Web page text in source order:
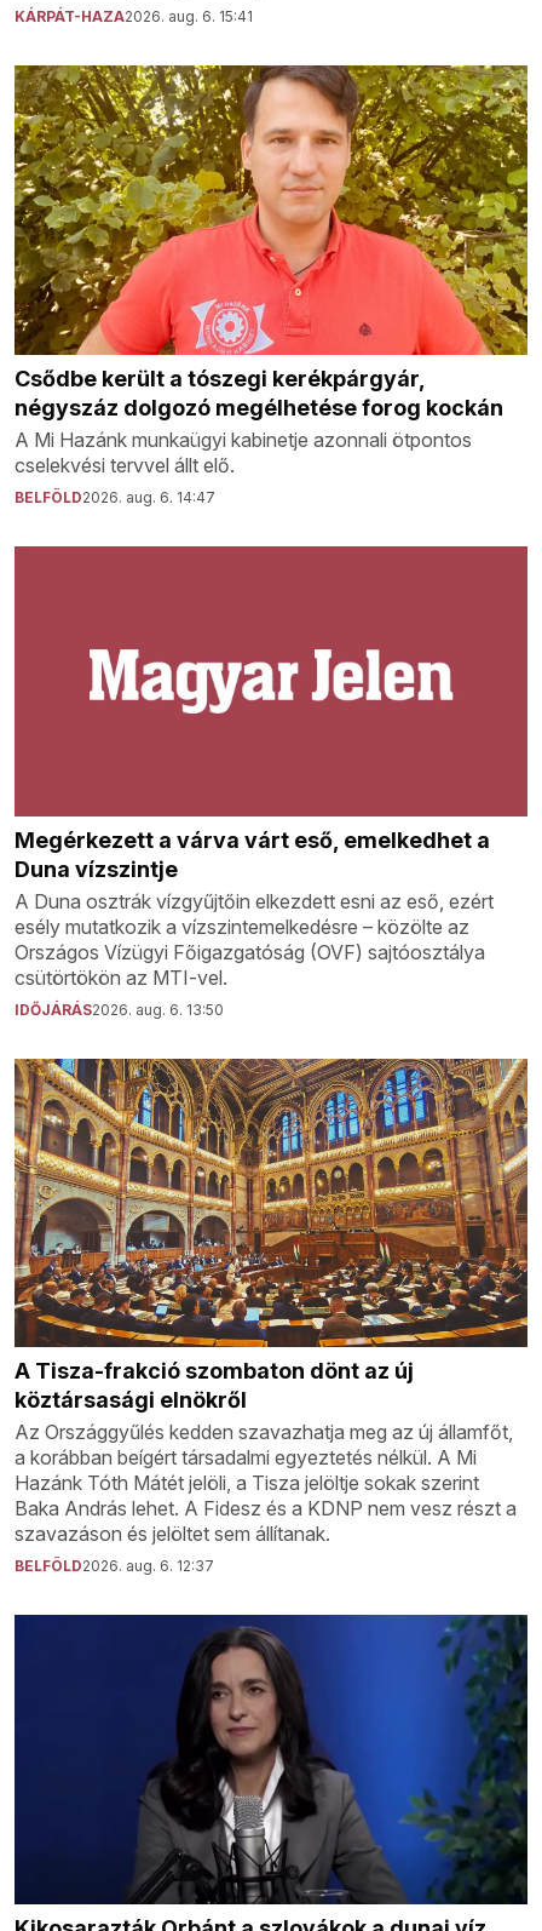
KÁRPÁT-HAZA2026. aug. 6. 15:41
Csődbe került a tószegi kerékpárgyár,
négyszáz dolgozó megélhetése forog kockán
A Mi Hazánk munkaügyi kabinetje azonnali ötpontos
cselekvési tervvel állt elő.
BELFÖLD2026. aug. 6. 14:47
Megérkezett a várva várt eső, emelkedhet a
Duna vízszintje
A Duna osztrák vízgyűjtőin elkezdett esni az eső, ezért
esély mutatkozik a vízszintemelkedésre – közölte az
Országos Vízügyi Főigazgatóság (OVF) sajtóosztálya
csütörtökön az MTI-vel.
IDŐJÁRÁS2026. aug. 6. 13:50
A Tisza-frakció szombaton dönt az új
köztársasági elnökről
Az Országgyűlés kedden szavazhatja meg az új államfőt,
a korábban beígért társadalmi egyeztetés nélkül. A Mi
Hazánk Tóth Mátét jelöli, a Tisza jelöltje sokak szerint
Baka András lehet. A Fidesz és a KDNP nem vesz részt a
szavazáson és jelöltet sem állítanak.
BELFÖLD2026. aug. 6. 12:37